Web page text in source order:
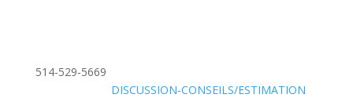
514-529-5669
DISCUSSION-CONSEILS/ESTIMATION